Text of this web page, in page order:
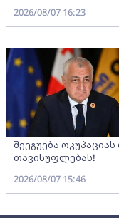
2026/08/07 16:23
შეეგუება
თავისუფლებას!
2026/08/07 15:46